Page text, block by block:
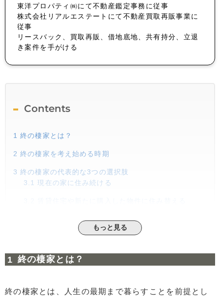
東洋プロパティ㈱にて不動産鑑定事務に従事
株式会社リアルエステートにて不動産買取再販事業に
従事
リースバック、買取再販、借地底地、共有持分、立退
き案件を手がける
Contents
1 終の棲家とは？
2 終の棲家を考え始める時期
3 終の棲家の代表的な3つの選択肢
3.1 現在の家に住み続ける
老人ホームや高齢者向け住宅などの施設に入所す
4.1快適な老後を送れるかを基準に住まいを選ぶ
4.3介護施設や病院が近くにあるエリアを選ぶ
もっと見る
終の棲家とは？
終の棲家とは、人生の最期まで暮らすことを前提とし